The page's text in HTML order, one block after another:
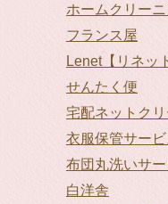
ホームクリー
フランス屋
Lenet【リネッ
せんたく便
宅配ネットク
衣服保管サービ
布団丸洗いサー
白洋舎